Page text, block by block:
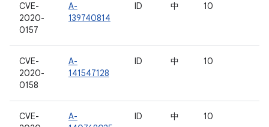
CVE-
2020-
0157
A-
139740814
ID 中 10
CVE-
2020-
0158
A-
141547128
ID 中 10
CVE-
A-
ID 中 10